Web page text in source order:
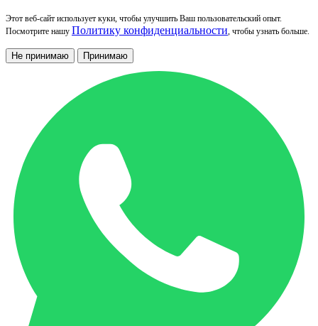
Этот веб-сайт использует куки, чтобы улучшить Ваш пользовательский опыт.
Посмотрите нашу Политику конфиденциальности, чтобы узнать больше.
Не принимаю Принимаю